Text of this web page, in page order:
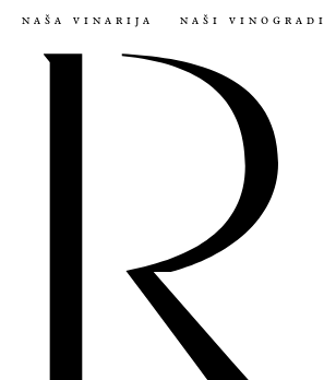
naša vinarija naši vinogradi